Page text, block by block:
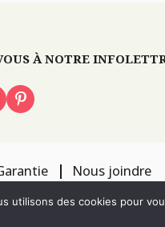
À NOTRE
Nous joindre
2026 PÉPINIÈRE LOCAS
utilisons des cookies pour